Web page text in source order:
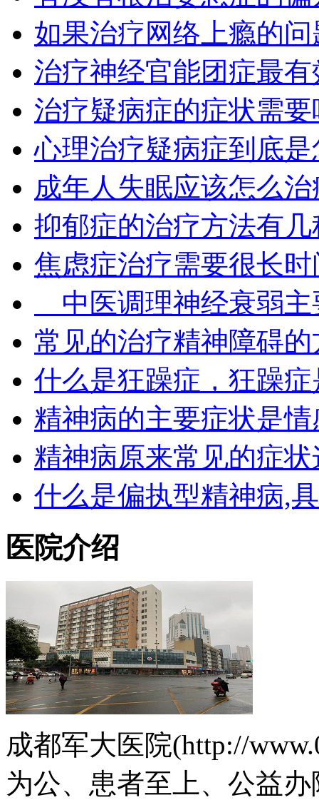
如果治疗网络上瘾的
治疗神经官能团症最
治疗疑病症的症状需
心理治疗疑病症到底
成年人失眠应该怎么治
抑郁症的治疗方法有
焦虑症治疗需要很长
中医调理神经衰弱主
常见的治疗精神障碍
什么是狂躁症，狂躁
精神病的主要症状是
精神病原来常见的症
什么是偏执型精神病,
医院介绍
成都军大医院(http://
为公、患者至上、公益